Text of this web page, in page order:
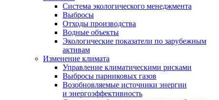
Система экологического менеджмента
Выбросы
Отходы производства
Водные объекты
Экологические показатели по зарубежным
активам
Изменение климата
Управление климатическими рисками
Выбросы парниковых газов
Возобновляемые источники энергии
и энергоэффективность